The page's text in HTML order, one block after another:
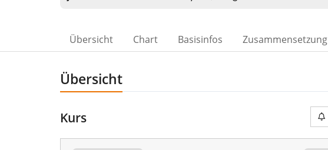
Übersicht Chart Basisinfos Zusammensetzung
Übersicht
Kurs